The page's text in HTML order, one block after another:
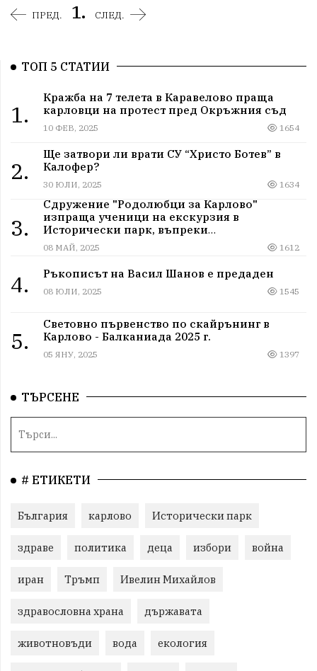
ПРЕД. 1. СЛЕД.
ТОП 5 СТАТИИ
1.
Кражба на 7 телета в Каравелово праща
карловци на протест пред Окръжния съд
10 ФЕВ, 2025 1654
2.
Ще затвори ли врати СУ “Христо Ботев” в
Калофер?
30 ЮЛИ, 2025 1634
3.
Сдружение "Родолюбци за Карлово"
изпраща ученици на екскурзия в
Исторически парк, въпреки
дискриминацията
08 МАЙ, 2025 1612
4. Ръкописът на Васил Шанов е предаден
08 ЮЛИ, 2025 1545
5.
Световно първенство по скайрънинг в
Карлово - Балканиада 2025 г.
05 ЯНУ, 2025 1397
ТЪРСЕНЕ
# ЕТИКЕТИ
България карлово Исторически парк
здраве политика деца избори война
иран Тръмп Ивелин Михайлов
здравословна храна държавата
животновъди вода екология